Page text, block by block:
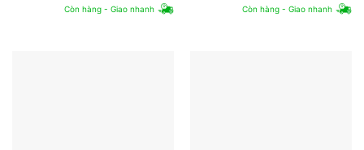
Còn hàng - Giao nhanh Còn hàng - Giao nhanh